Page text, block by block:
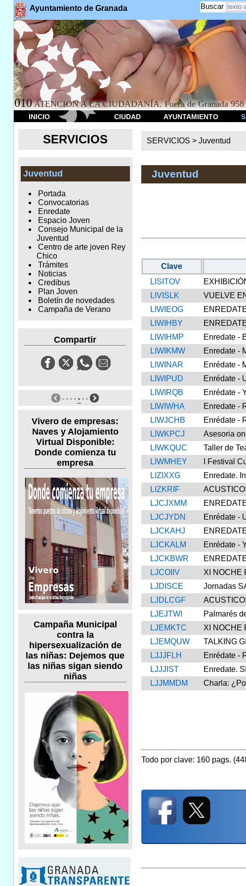
Ayuntamiento de Granada Buscar
010 ATENCION A LA CIUDADANÍA. Fuera de Granada 958
INICIO CIUDAD AYUNTAMIENTO
SERVICIOS
Juventud
Portada
Convocatorias
Enredate
Espacio Joven
Consejo Municipal de la
Juventud
Centro de arte joven Rey
Chico
Trámites
Noticias
Credibus
Plan Joven
Boletín de novedades
Campaña de Verano
Compartir
Vivero de empresas:
Naves y Alojamiento
Virtual Disponible:
Donde comienza tu
empresa
Campaña Municipal
contra la
hipersexualización de
las niñas: Dejemos que
las niñas sigan siendo
niñas
SERVICIOS >Juventud
Juventud
Clave
LISITOV
LIVISLK
VUELVE
LIWIEOG
LIWIHBY
LIWIHMP
Enredate -
LIWIKMW
Enredate -
LIWINAR
Enrédate -
LIWIPUD
Enrédate -
LIWIRQB
Enrédate -
LIWIWHA
Enredate -
LIWJCHB
Enrédate -
LIWKPCJ
Asesoria
LIWKQUC
Taller de
LIWMHEY
I Festival
LIZIXXG
Enredate.
LIZKRIF
LJCJXMM
LJCJYDN
Enrédate -
LJCKAHJ
LJCKALM
Enrédate -
LJCKBWR
LJCOIIV
XI NOCHE
LJDISCE
Jornadas
LJDLCGF
LJEJTWI
Palmarés
LJEMKTC
XI NOCHE
LJEMQUW
TALKING
LJJJFLH
Enrédate -
LJJJIST
Enredate.
LJJMMDM
Charla:
Todo por clave: 160 pags.